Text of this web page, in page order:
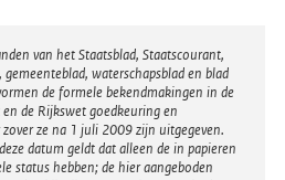
van het Staatsblad, Staatscourant,
waterschapsblad en blad
de formele bekendmakingen in de
de Rijkswet goedkeuring en
ze na 1 juli 2009 zijn uitgegeven.
datum geldt dat alleen de in papieren
status hebben; de hier aangeboden